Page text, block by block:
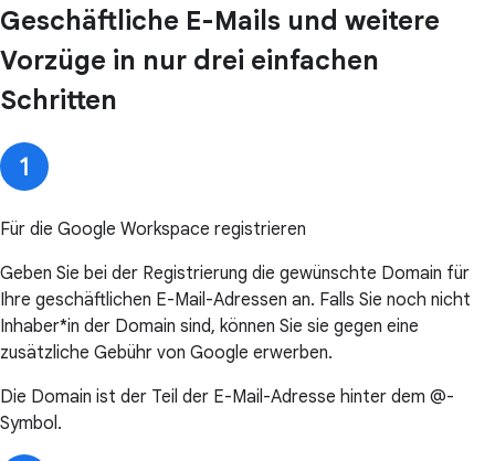
Geschäftliche E-Mails und weitere
Vorzüge in nur drei einfachen
Schritten
Für die Google Workspace registrieren
Geben Sie bei der Registrierung die gewünschte Domain für
Ihre geschäftlichen E-Mail-Adressen an. Falls Sie noch nicht
Inhaber*in der Domain sind, können Sie sie gegen eine
zusätzliche Gebühr von Google erwerben.
Die Domain ist der Teil der E-Mail-Adresse hinter dem @-
Symbol.